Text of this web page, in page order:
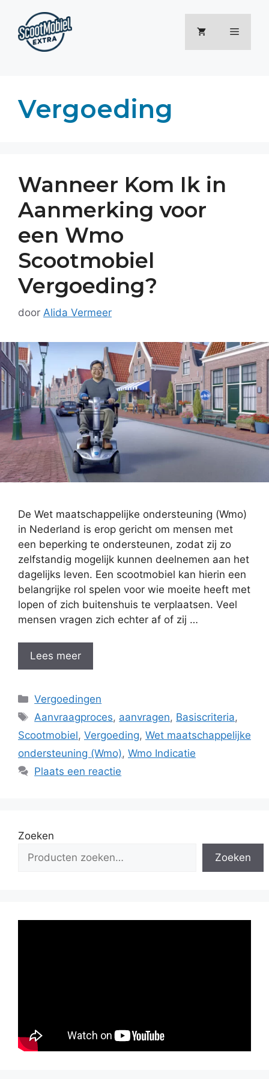
inhoud
Menu
Vergoeding
Wanneer Kom Ik in
Aanmerking voor
een Wmo
Scootmobiel
Vergoeding?
door Alida Vermeer
De Wet maatschappelijke ondersteuning (Wmo)
in Nederland is erop gericht om mensen met
een beperking te ondersteunen, zodat zij zo
zelfstandig mogelijk kunnen deelnemen aan het
dagelijks leven. Een scootmobiel kan hierin een
belangrijke rol spelen voor wie moeite heeft met
lopen of zich buitenshuis te verplaatsen. Veel
mensen vragen zich echter af of zij …
Lees meer
Categorieën
Vergoedingen
Tags
Aanvraagproces, aanvragen, Basiscriteria,
Scootmobiel, Vergoeding, Wet maatschappelijke
ondersteuning (Wmo), Wmo Indicatie
Plaats een reactie
Zoeken
Zoeken